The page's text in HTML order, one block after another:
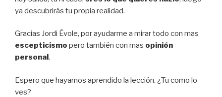
ya descubrirás tu propia realidad.
Gracias Jordi Évole, por ayudarme a mirar todo con mas
escepticismo pero también con mas opinión
personal.
Espero que hayamos aprendido la lección. ¿Tu como lo
ves?